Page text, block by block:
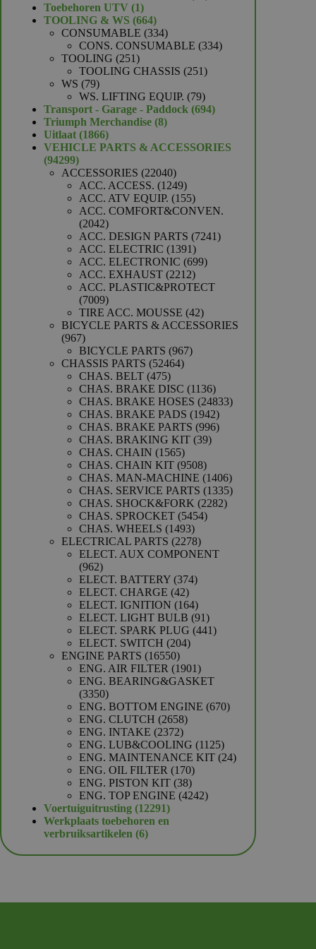
Toebehoren UTV 11
product
TOOLING & WS 664664
producten
CONSUMABLE 334334
producten
CONS. CONSUMABLE 334334
TOOLING 251251
producten
TOOLING CHASSIS 251251
WS 7979
producten
WS. LIFTING EQUIP. 7979
producten
Transport - Garage - Paddock 694694
Triumph Merchandise 88
Uitlaat 18661866
producten
VEHICLE PARTS & ACCESSORIES
9429994299
producten
ACCESSORIES 2204022040
producten
ACC. ACCESS. 12491249
producten
ACC. ATV EQUIP. 155155
producten
ACC. COMFORT&CONVEN.
20422042
producten
ACC. DESIGN PARTS 72417241
ACC. ELECTRIC 13911391
producten
ACC. ELECTRONIC 699699
ACC. EXHAUST 22122212
producten
ACC. PLASTIC&PROTECT
70097009
producten
TIRE ACC. MOUSSE 4242
producten
BICYCLE PARTS & ACCESSORIES
967967
producten
BICYCLE PARTS 967967
CHASSIS PARTS 5246452464
CHAS. BELT 475475
producten
CHAS. BRAKE DISC 11361136
producten
CHAS. BRAKE HOSES 2483324833
CHAS. BRAKE PADS 19421942
producten
CHAS. BRAKE PARTS 996996
CHAS. BRAKING KIT 3939
CHAS. CHAIN 15651565
producten
CHAS. CHAIN KIT 95089508
producten
CHAS. MAN-MACHINE 14061406
producten
CHAS. SERVICE PARTS 13351335
CHAS. SHOCK&FORK 22822282
CHAS. SPROCKET 54545454
CHAS. WHEELS 14931493
producten
ELECTRICAL PARTS 22782278
producten
ELECT. AUX COMPONENT
962962
producten
ELECT. BATTERY 374374
ELECT. CHARGE 4242
producten
ELECT. IGNITION 164164
producten
ELECT. LIGHT BULB 9191
producten
ELECT. SPARK PLUG 441441
ELECT. SWITCH 204204
ENGINE PARTS 1655016550
producten
ENG. AIR FILTER 19011901
producten
ENG. BEARING&GASKET
33503350
producten
ENG. BOTTOM ENGINE 670670
ENG. CLUTCH 26582658
ENG. INTAKE 23722372
producten
ENG. LUB&COOLING 11251125
producten
ENG. MAINTENANCE KIT 2424
ENG. OIL FILTER 170170
producten
ENG. PISTON KIT 3838
producten
ENG. TOP ENGINE 42424242
Voertuiguitrusting 1229112291
producten
Werkplaats toebehoren en
verbruiksartikelen 66